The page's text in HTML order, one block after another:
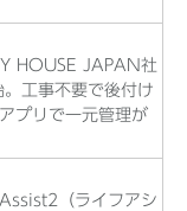
HOUSE JAPAN社
工事不要で後付け
プリで一元管理が
（ライフアシ